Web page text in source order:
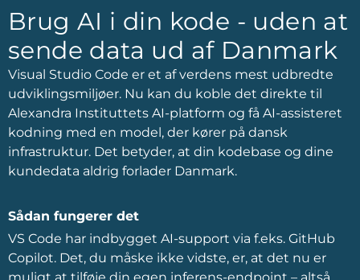
Brug AI i din kode - uden at
sende data ud af Danmark
Visual Studio Code er et af verdens mest udbredte
udviklingsmiljøer. Nu kan du koble det direkte til
Alexandra Instituttets AI-platform og få AI-assisteret
kodning med en model, der kører på dansk
infrastruktur. Det betyder, at din kodebase og dine
kundedata aldrig forlader Danmark.
Sådan fungerer det
VS Code har indbygget AI-support via f.eks. GitHub
Copilot. Det, du måske ikke vidste, er, at det nu er